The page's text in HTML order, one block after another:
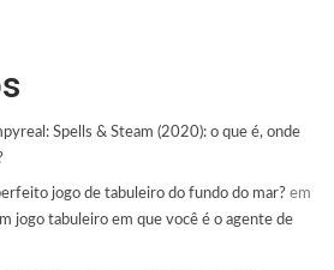
Spells & Steam (2020): o que é, onde
jogo de tabuleiro do fundo do mar? em
jogo tabuleiro em que você é o agente de